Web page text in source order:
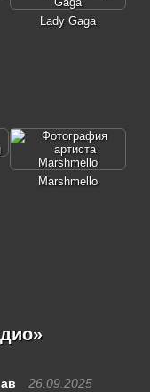
Lady Gaga
Marshmello
26.09.2025